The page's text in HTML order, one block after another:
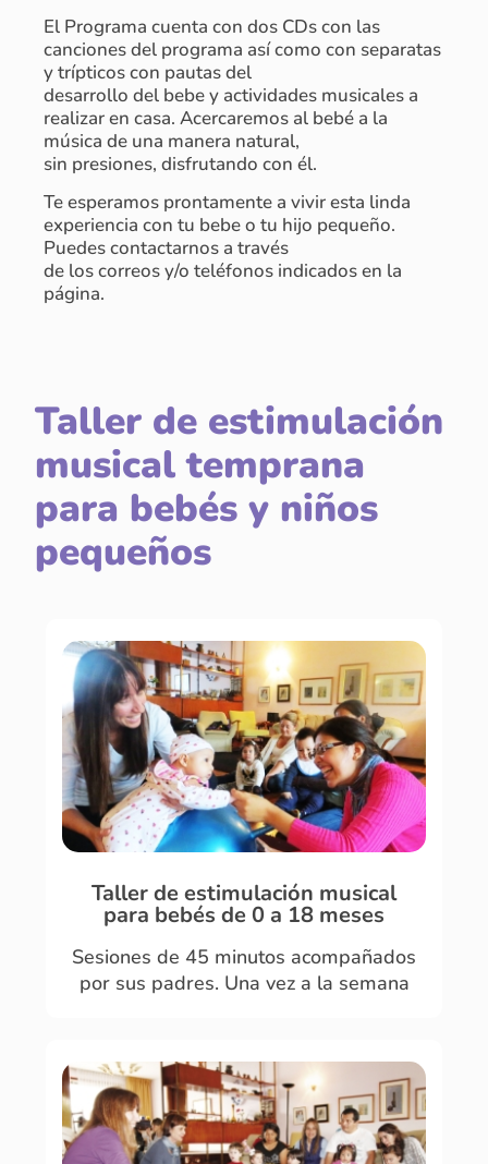
El Programa cuenta con dos CDs con las
canciones del programa así como con separatas
y trípticos con pautas del
desarrollo del bebe y actividades musicales a
realizar en casa. Acercaremos al bebé a la
música de una manera natural,
sin presiones, disfrutando con él.
Te esperamos prontamente a vivir esta linda
experiencia con tu bebe o tu hijo pequeño.
Puedes contactarnos a través
de los correos y/o teléfonos indicados en la
página.
Taller de estimulación
musical temprana
para bebés y niños
pequeños
Taller de estimulación musical
para bebés de 0 a 18 meses
Sesiones de 45 minutos acompañados
por sus padres. Una vez a la semana